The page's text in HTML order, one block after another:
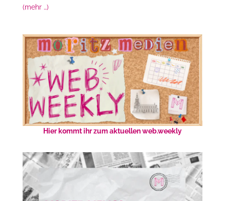
(mehr …)
Hier kommt ihr zum aktuellen web.weekly